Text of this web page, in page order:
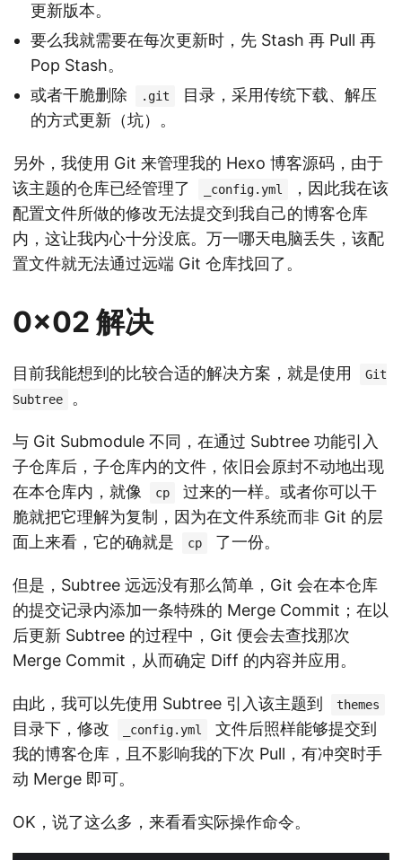
更新版本。
要么我就需要在每次更新时，先 Stash 再 Pull 再
Pop Stash。
或者干脆删除
.git
目录，采用传统下载、解压
的方式更新（坑）。
另外，我使用 Git 来管理我的 Hexo 博客源码，由于
该主题的仓库已经管理了
_config.yml
，因此我在该
配置文件所做的修改无法提交到我自己的博客仓库
内，这让我内心十分没底。万一哪天电脑丢失，该配
置文件就无法通过远端 Git 仓库找回了。
0x02 解决
目前我能想到的比较合适的解决方案，就是使用
Git
Subtree
。
与 Git Submodule 不同，在通过 Subtree 功能引入
子仓库后，子仓库内的文件，依旧会原封不动地出现
在本仓库内，就像
cp
过来的一样。或者你可以干
脆就把它理解为复制，因为在文件系统而非 Git 的层
面上来看，它的确就是
cp 了一份。
但是，Subtree 远远没有那么简单，Git 会在本仓库
的提交记录内添加一条特殊的 Merge Commit；在以
后更新 Subtree 的过程中，Git 便会去查找那次
Merge Commit，从而确定 Diff 的内容并应用。
由此，我可以先使用 Subtree 引入该主题到 themes
目录下，修改 _config.yml
文件后照样能够提交到
我的博客仓库，且不影响我的下次 Pull，有冲突时手
动 Merge 即可。
OK，说了这么多，来看看实际操作命令。